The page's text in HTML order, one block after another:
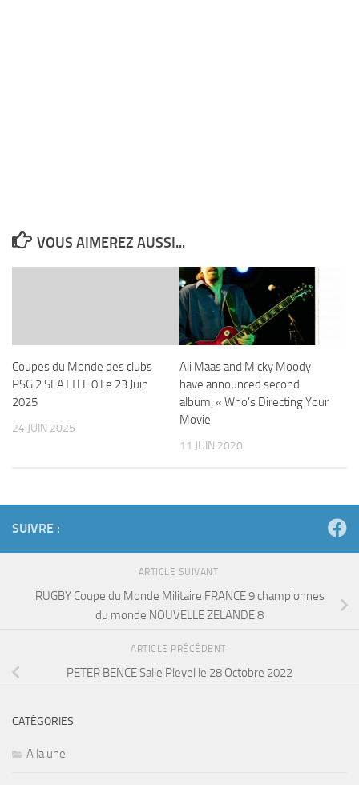
VOUS AIMEREZ AUSSI...
Coupes du Monde des clubs
PSG 2 SEATTLE 0 Le 23 Juin
2025
24 JUIN 2025
Ali Maas and Micky Moody
have announced second
album, « Who’s Directing Your
Movie
11 JUIN 2020
SUIVRE :
ARTICLE SUIVANT
RUGBY Coupe du Monde Militaire FRANCE 9 championnes
du monde NOUVELLE ZELANDE 8
ARTICLE PRÉCÉDENT
PETER BENCE Salle Pleyel le 28 Octobre 2022
CATÉGORIES
A la une